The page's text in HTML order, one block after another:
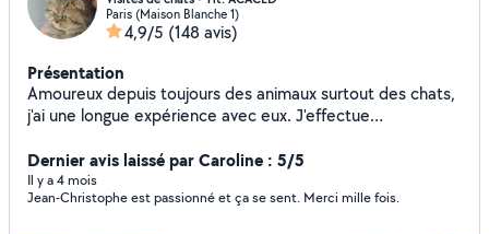
Paris (Maison Blanche 1)
4,9/5 (148 avis)
Présentation
Amoureux depuis toujours des animaux surtout des chats,
j'ai une longue expérience avec eux. J'effectue
félins. Je ne peux en accueillir chez moi car je doute que
mes deux chats mâles apprécieraient la présence d'un
tiers matou. Je vous invite à lire les avis sur mon profil pour
Dernier avis laissé par Caroline : 5/5
Il y a 4 mois
Jean-Christophe est passionné et ça se sent. Merci mille fois.